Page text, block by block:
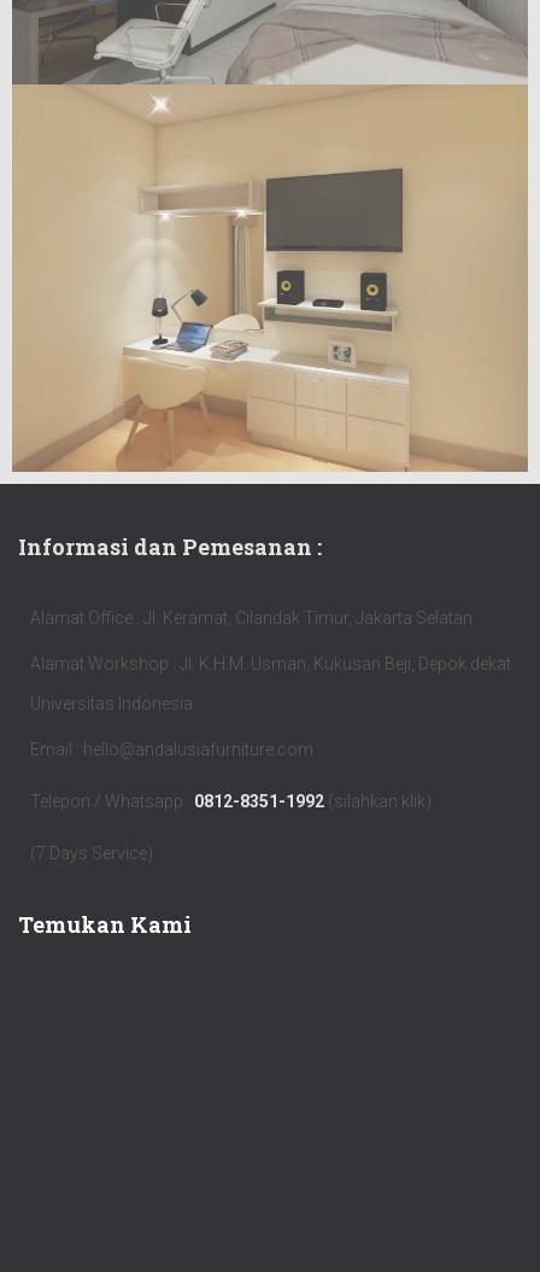
Informasi dan Pemesanan :
Alamat Office : Jl. Keramat, Cilandak Timur, Jakarta Selatan
Alamat Workshop : Jl. K.H.M. Usman, Kukusan Beji, Depok dekat
Universitas Indonesia
Email : hello@andalusiafurniture.com
Telepon / Whatsapp : 0812-8351-1992 (silahkan klik)
(7 Days Service)
Temukan Kami